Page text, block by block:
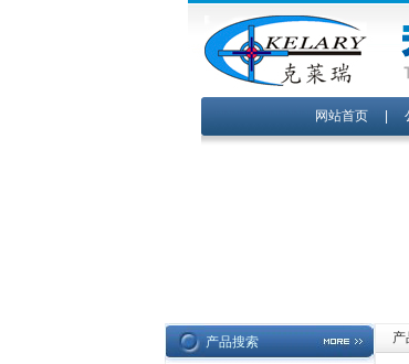
网站首页|
产品搜索 产